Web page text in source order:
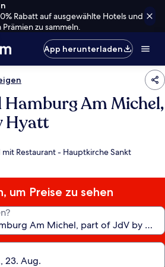
Rabatt auf ausgewählte Hotels und
zu sammeln.
App herunterladen
Am Michel,
Hyatt
Restaurant - Hauptkirche Sankt
um Preise zu sehen